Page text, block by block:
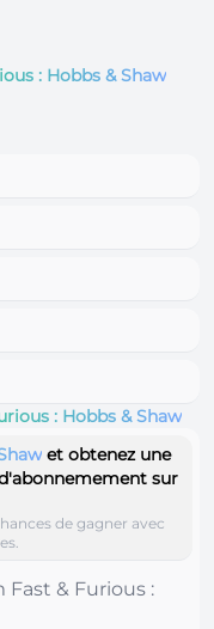
: Hobbs & Shaw
: Hobbs & Shaw
et obtenez une
sur
de gagner avec